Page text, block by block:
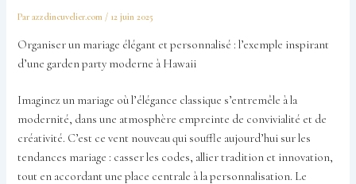
Parazzdincuvelier.com / 12 juin 2025
Organiser un mariage élégant et personnalisé : l’exemple inspirant
d’une garden party moderne à Hawaii
Imaginez un mariage où l’élégance classique s’entremêle à la
modernité, dans une atmosphère empreinte de convivialité et de
créativité. C’est ce vent nouveau qui souffle aujourd’hui sur les
tendances mariage : casser les codes, allier tradition et innovation,
tout en accordant une place centrale à la personnalisation. Le